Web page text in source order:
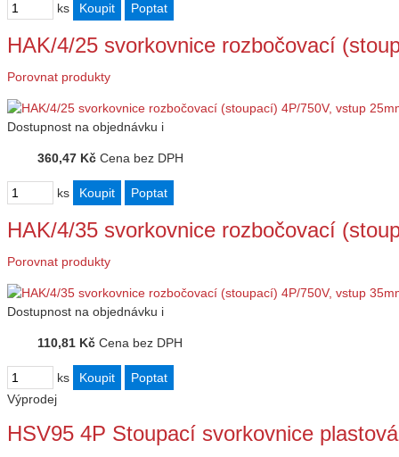
ks
HAK/4/25 svorkovnice rozbočovací
Porovnat produkty
Dostupnost na objednávku i
360,47 Kč Cena bez DPH
ks
HAK/4/35 svorkovnice rozbočovací
Porovnat produkty
Dostupnost na objednávku i
110,81 Kč Cena bez DPH
ks
Výprodej
HSV95 4P Stoupací svorkovnice